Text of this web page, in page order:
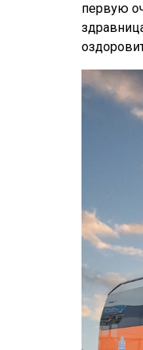
первую